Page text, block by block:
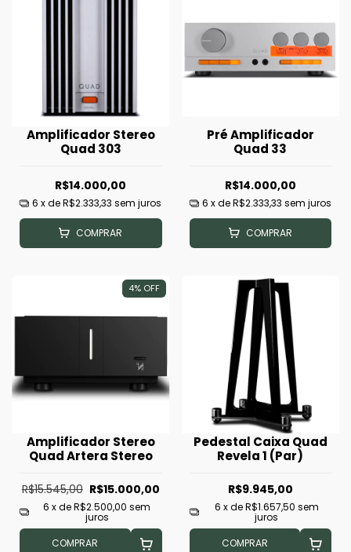
Amplificador Stereo
Quad 303
R$14.000,00
6 x deR$2.333,33 sem juros
COMPRAR
Pré Amplificador
Quad 33
R$14.000,00
6 x deR$2.333,33 sem juros
COMPRAR
4% OFF
Amplificador Stereo
Quad Artera Stereo
R$15.545,00 R$15.000,00
6 x deR$2.500,00 sem
juros
COMPRAR
Pedestal Caixa Quad
Revela 1 (Par)
R$9.945,00
6 x deR$1.657,50 sem
juros
COMPRAR